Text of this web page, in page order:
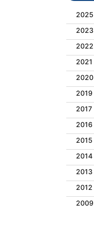
2025
2023
2022
2021
2020
2019
2017
2016
2015
2014
2013
2012
2009